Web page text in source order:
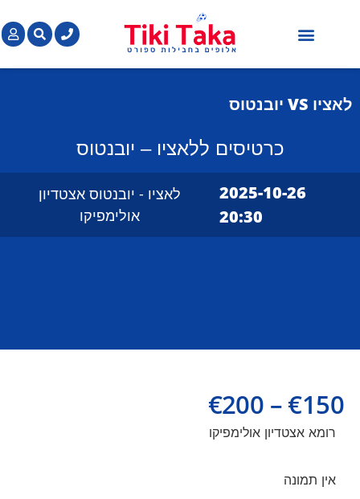
לאציו VS יובנטוס
כרטיסים ללאציו – יובנטוס
2025-10-26
20:30
לאציו - יובנטוס אצטדיון
אולימפיקו
€150
–
€200
רומא אצטדיון אולימפיקו
אין תמונה